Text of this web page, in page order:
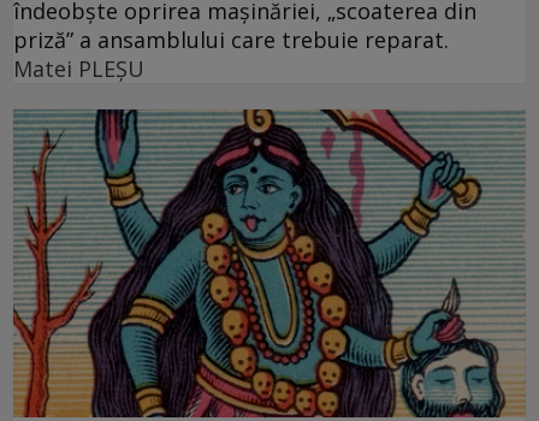
îndeobște oprirea mașinăriei, „scoaterea din
priză” a ansamblului care trebuie reparat.
Matei PLEŞU